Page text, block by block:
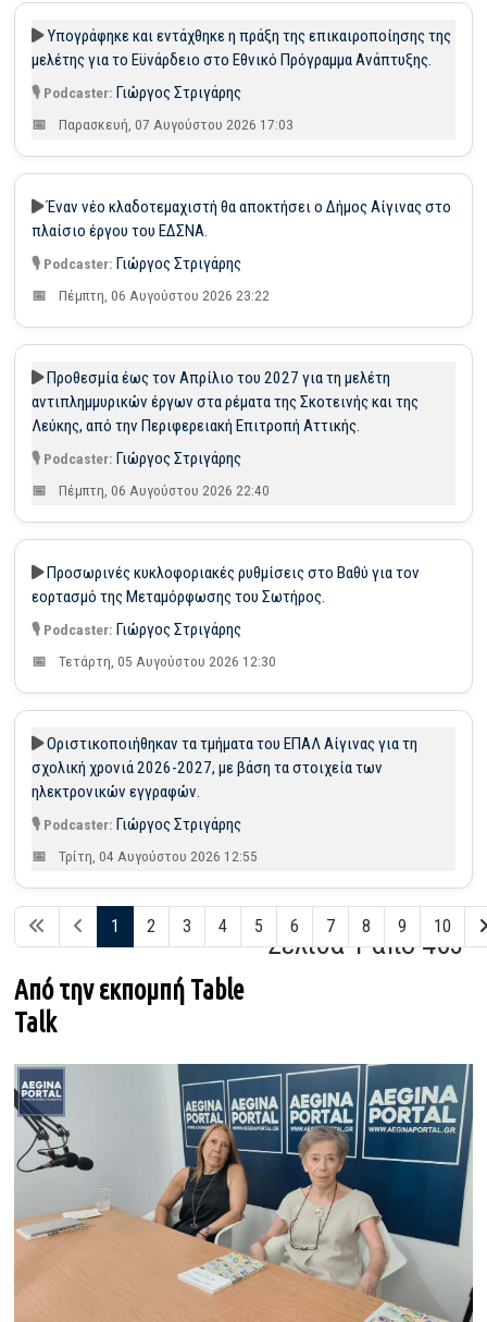
Υπογράφηκε και εντάχθηκε η πράξη της επικαιροποίησης της
μελέτης για το Εϋνάρδειο στο Εθνικό Πρόγραμμα Ανάπτυξης.
Γιώργος Στριγάρης
Παρασκευή, 07 Αυγούστου 2026 17:03
Έναν νέο κλαδοτεμαχιστή θα αποκτήσει ο Δήμος Αίγινας στο
πλαίσιο έργου του ΕΔΣΝΑ.
Γιώργος Στριγάρης
Πέμπτη, 06 Αυγούστου 2026 23:22
Προθεσμία έως τον Απρίλιο του 2027 για τη μελέτη
αντιπλημμυρικών έργων στα ρέματα της Σκοτεινής και της
Λεύκης, από την Περιφερειακή Επιτροπή Αττικής.
Γιώργος Στριγάρης
Πέμπτη, 06 Αυγούστου 2026 22:40
Προσωρινές κυκλοφοριακές ρυθμίσεις στο Βαθύ για τον
εορτασμό της Μεταμόρφωσης του Σωτήρος.
Γιώργος Στριγάρης
Τετάρτη, 05 Αυγούστου 2026 12:30
Οριστικοποιήθηκαν τα τμήματα του ΕΠΑΛ Αίγινας για τη
σχολική χρονιά 2026-2027, με βάση τα στοιχεία των
ηλεκτρονικών εγγραφών.
Γιώργος Στριγάρης
Τρίτη, 04 Αυγούστου 2026 12:55
Σελίδα 1 από 463
1 2 3 4 5 6 7 8 9 10
Από την εκπομπή Table
Talk